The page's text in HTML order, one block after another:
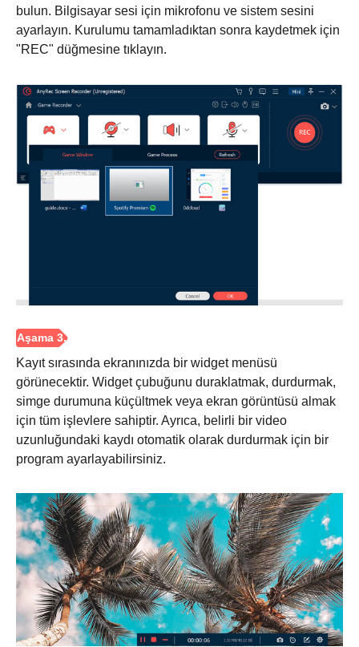
Aşama 1.
bulun. Bilgisayar sesi için mikrofonu ve sistem sesini
ayarlayın. Kurulumu tamamladıktan sonra kaydetmek için
"REC" düğmesine tıklayın.
Kayıt sırasında ekranınızda bir widget menüsü
görünecektir. Widget çubuğunu duraklatmak, durdurmak,
simge durumuna küçültmek veya ekran görüntüsü almak
için tüm işlevlere sahiptir. Ayrıca, belirli bir video
uzunluğundaki kaydı otomatik olarak durdurmak için bir
program ayarlayabilirsiniz.